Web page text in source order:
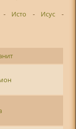
- Исто - Исус
-